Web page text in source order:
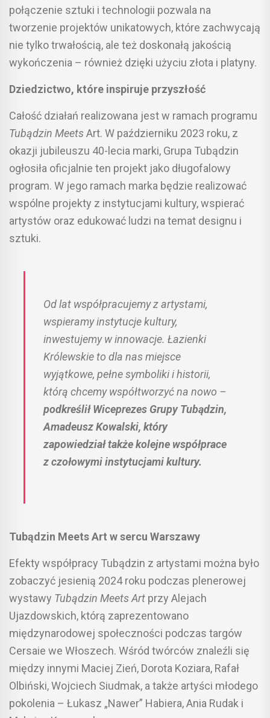
połączenie sztuki i technologii pozwala na
tworzenie projektów unikatowych, które zachwycają
nie tylko trwałością, ale też doskonałą jakością
wykończenia – również dzięki użyciu złota i platyny.
Dziedzictwo, które inspiruje przyszłość
Całość działań realizowana jest w ramach programu
Tubądzin MeetsArt. W październiku 2023 roku, z
okazji jubileuszu 40-lecia marki, Grupa Tubądzin
ogłosiła oficjalnie ten projekt jako długofalowy
program. W jego ramach marka będzie realizować
wspólne projekty z instytucjami kultury, wspierać
artystów oraz edukować ludzi na temat designu i
sztuki.
Od lat współpracujemy z artystami,
wspieramy instytucje kultury,
inwestujemy w innowacje. Łazienki
Królewskie to dla nas miejsce
wyjątkowe, pełne symboliki i historii,
którą chcemy współtworzyć na nowo –
podkreślił Wiceprezes Grupy Tubądzin,
Amadeusz Kowalski, który
zapowiedział także kolejne współprace
z czołowymi instytucjami kultury.
Tubądzin Meets Art w sercu Warszawy
Efekty współpracy Tubądzin z artystami można było
zobaczyć jesienią 2024 roku podczas plenerowej
wystawy Tubądzin Meets Art przy Alejach
Ujazdowskich, którą zaprezentowano
międzynarodowej społeczności podczas targów
Cersaie we Włoszech. Wśród twórców znaleźli się
między innymi Maciej Zień, Dorota Koziara, Rafał
Olbiński, Wojciech Siudmak, a także artyści młodego
pokolenia – Łukasz „Nawer” Habiera, Ania Rudak i